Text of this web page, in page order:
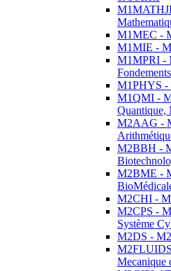
M1MEC -
M1MIE -
M1MPRI -
M1PHYS -
M1QMI -
Quantique,
M2AAG -
M2BBH -
M2BME -
M2CHI -
M2CPS -
Système
M2DS - M2
Mecanique